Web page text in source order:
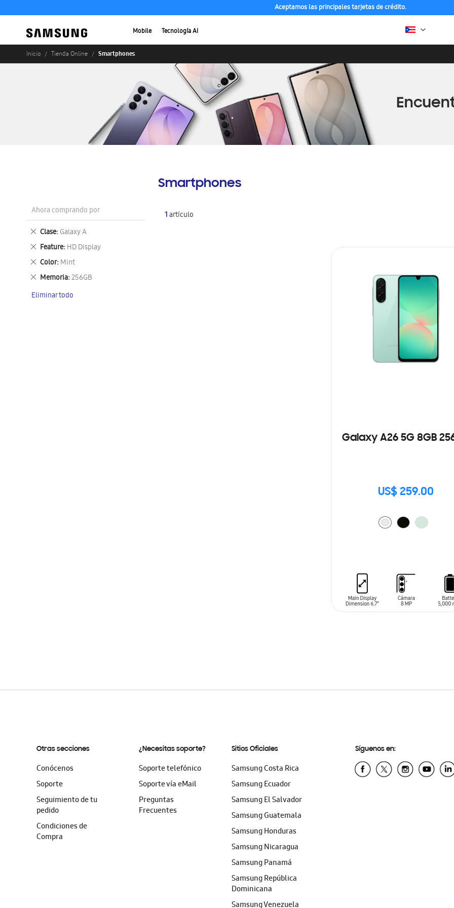
Aceptamos las principales tarjetas de crédito.
Mobile Tecnología AI
Inicio Tienda Online Smartphones
Smartphones
1artículo
Galaxy A26 5G 8GB
US$ 259.00
Ahora comprando por
Clase Galaxy A
Eliminar
este
artículo
Feature HD Display
Eliminar
este
artículo
Color Mint
Eliminar
este
artículo
Memoria 256GB
Eliminar
artículo
Eliminar todo
Otras secciones
Conócenos
Soporte
Seguimiento de tu
pedido
Condiciones de
Compra
¿Necesitas soporte?
Soporte telefónico
Soporte vía eMail
Preguntas
Frecuentes
Sitios Oficiales
Samsung Costa Rica
Samsung Ecuador
Samsung El Salvador
Samsung Guatemala
Samsung Honduras
Samsung Nicaragua
Samsung Panamá
Samsung República
Dominicana
Samsung Venezuela
Síguenos en: